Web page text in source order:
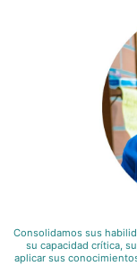
Consolidamos sus
su capacidad crítica,
aplicar sus